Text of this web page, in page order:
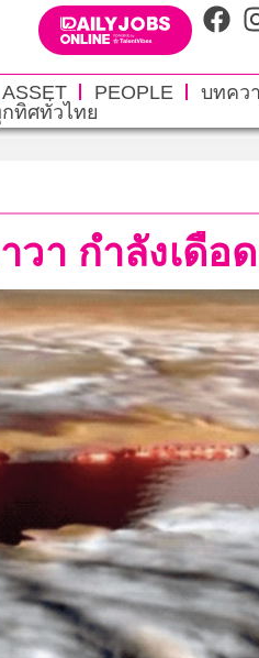
ASSET PEOPLE บทคว
ทิศทั่วไทย
วา กำลังเดื